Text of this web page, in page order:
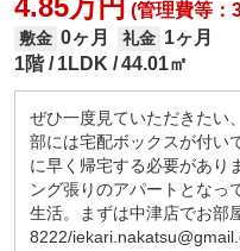
(管理費等：
敷金 0ヶ月 礼金 1ヶ月
1階
1LDK 44.01㎡
ぜひ一度見ていただきたい
部には宅配ボックスが付い
に早く帰宅する必要があり
ング張りのアパートとなっ
生活。まずは中津店でお部
8222/